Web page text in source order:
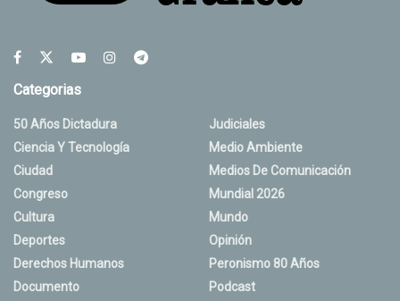
Categorias
50 Años Dictadura
Ciencia Y Tecnología
Ciudad
Congreso
Cultura
Deportes
Derechos Humanos
Documento
Judiciales
Medio Ambiente
Medios De Comunicación
Mundial 2026
Mundo
Opinión
Peronismo 80 Años
Podcast